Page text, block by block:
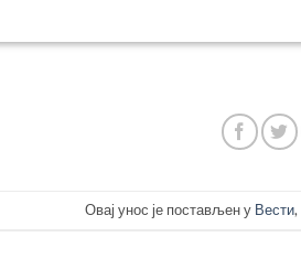
Овај унос је постављен у Вести,